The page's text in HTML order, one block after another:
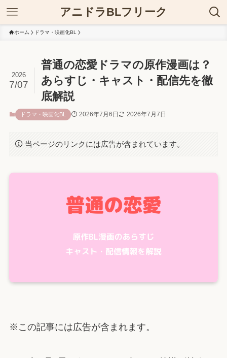
アニドラBLフリーク
ホーム ドラマ・映画化BL
普通の恋愛ドラマの原作漫画は？
あらすじ・キャスト・配信先を徹
底解説
2026
7/07
ドラマ・映画化BL 2026年7月6日 2026年7月7日
当ページのリンクには広告が含まれています。
※この記事には広告が含まれます。